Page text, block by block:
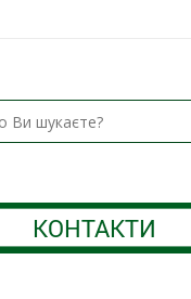
КОНТАКТИ